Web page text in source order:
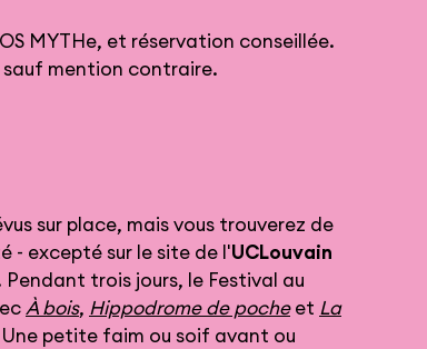
MYTHe, et réservation conseillée.
sauf mention contraire.
sur place, mais vous trouverez de
- excepté sur le site de l'UCLouvain
Pendant trois jours, le Festival au
À bois, Hippodrome de pocheet La
petite faim ou soif avant ou